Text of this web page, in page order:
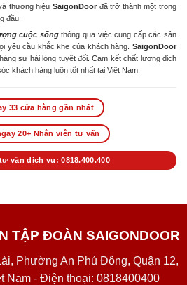
thương hiệu SaigonDoor đã trở thành một trong
đầu.
cuộc sốngthông qua việc cung cấp các sản
yêu cầu khắc khe của khách hàng. SaigonDoor
sự hài lòng tuyệt đối. Cam kết chất lượng dịch
khách hàng luôn tốt nhất tại Việt Nam.
33 cửa hàng gần nhất
20+ Nhân viên tư vấn
vấn dịch vụ: 0818.400.400
TẬP ĐOÀN SAIGONDOOR
Phường An Phú Đông, Quận 12,
Nam - Điện thoại: 0818400400